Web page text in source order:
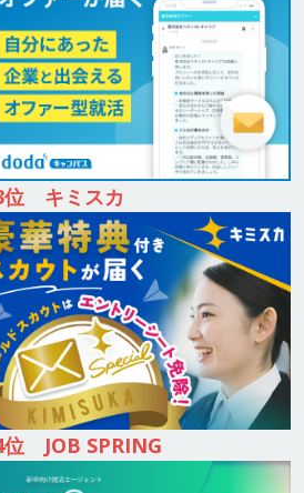
位 キミスカ
位 JOB SPRING